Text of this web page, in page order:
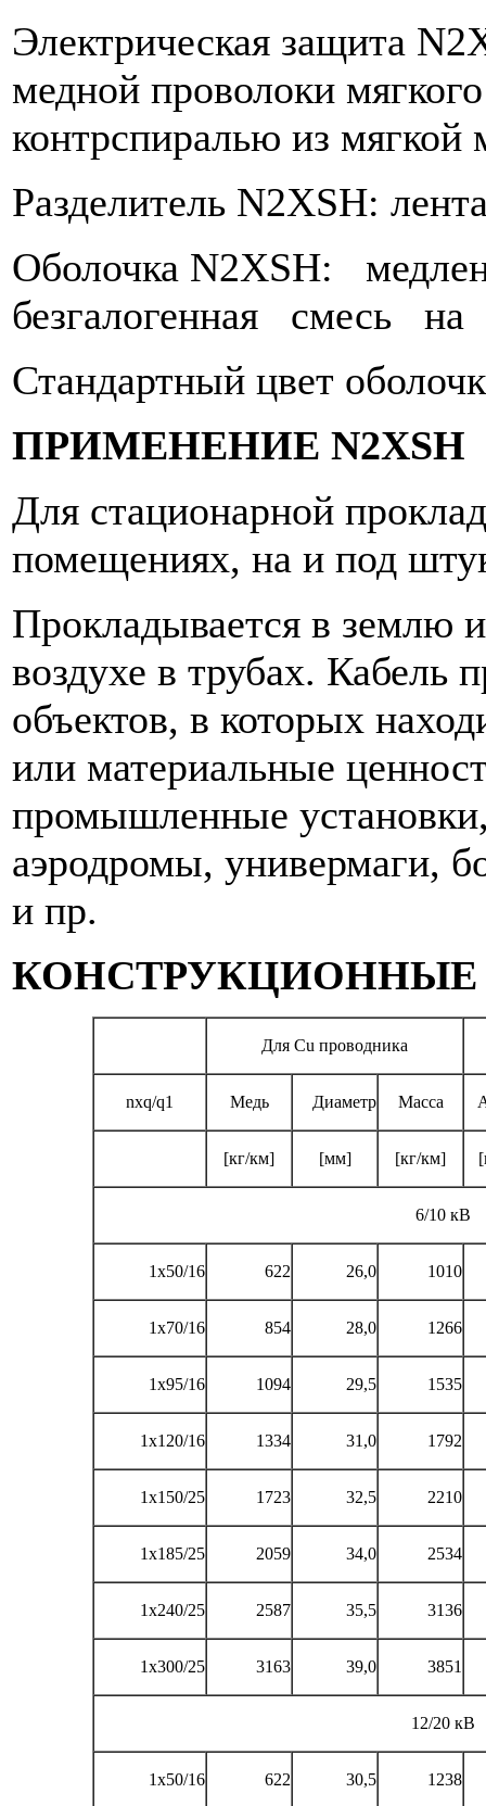
Электрическая защита
медной проволоки
контрспиралью из мягкой
Разделитель N2XSH:
Оболочка N2XSH:
безгалогенная смесь на
Стандартный цвет
ПРИМЕНЕНИЕ N2XSH
Для стационарной
помещениях, на и под
Прокладывается в землю
воздухе в трубах. Кабель
объектов, в которых
или материальные
промышленные
аэродромы, универмаги,
и пр.
КОНСТРУКЦИОННЫЕ
Для Сu проводника
nxq/q1 Медь Диаметр Масса
[кг/км] [мм] [кг/км]
6/10 кВ
1x50/16 622 26,0 1010
1x70/16 854 28,0 1266
1x95/16 1094 29,5 1535
1x120/16 1334 31,0 1792
1x150/25 1723 32,5 2210
1x185/25 2059 34,0 2534
1x240/25 2587 35,5 3136
1x300/25 3163 39,0 3851
12/20 кВ
1x50/16 622 30,5 1238